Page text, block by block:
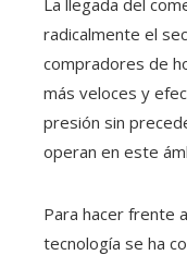
La llegada del
radicalmente el
compradores de
más veloces y
presión sin
operan en este
Para hacer frente
tecnología se ha